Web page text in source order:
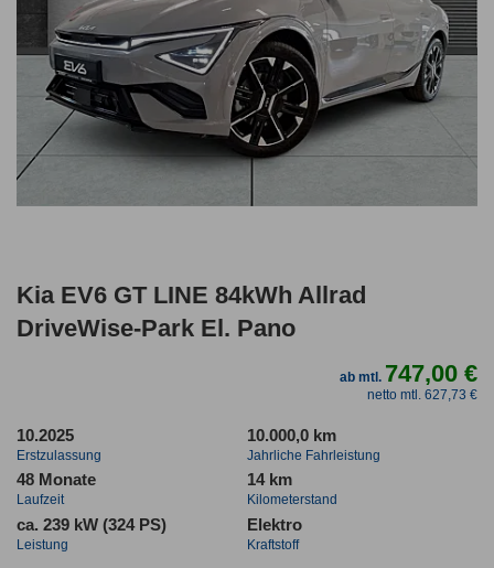
Kia EV6 GT LINE 84kWh Allrad
DriveWise-Park El. Pano
ab mtl. 747,00 €
netto mtl. 627,73 €
10.2025
Erstzulassung
10.000,0 km
Jahrliche Fahrleistung
48 Monate
Laufzeit
14 km
Kilometerstand
ca. 239 kW (324 PS)
Leistung
Elektro
Kraftstoff